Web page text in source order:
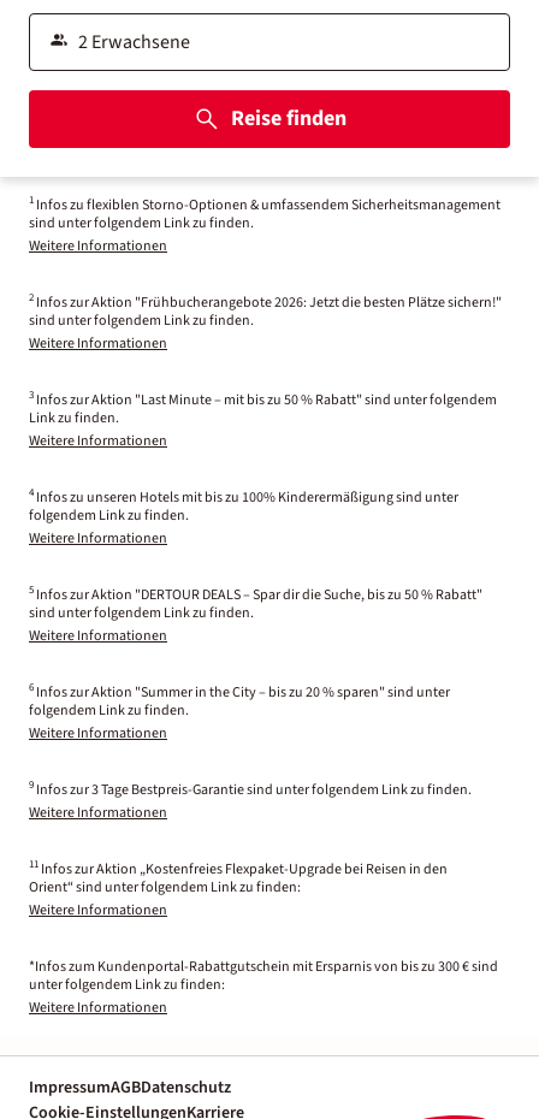
Reise finden
1 Infos zu flexiblen Storno-Optionen & umfassendem Sicherheitsmanagement
sind unter folgendem Link zu finden.
Weitere Informationen
2 Infos zur Aktion "Frühbucherangebote 2026: Jetzt die besten Plätze sichern!"
sind unter folgendem Link zu finden.
Weitere Informationen
3 Infos zur Aktion "Last Minute – mit bis zu 50 % Rabatt" sind unter folgendem
Link zu finden.
Weitere Informationen
4 Infos zu unseren Hotels mit bis zu 100% Kinderermäßigung sind unter
folgendem Link zu finden.
Weitere Informationen
5 Infos zur Aktion "DERTOUR DEALS – Spar dir die Suche, bis zu 50 % Rabatt"
sind unter folgendem Link zu finden.
Weitere Informationen
6 Infos zur Aktion "Summer in the City – bis zu 20 % sparen" sind unter
folgendem Link zu finden.
Weitere Informationen
9 Infos zur 3 Tage Bestpreis-Garantie sind unter folgendem Link zu finden.
Weitere Informationen
11 Infos zur Aktion „Kostenfreies Flexpaket-Upgrade bei Reisen in den
Orient“ sind unter folgendem Link zu finden:
Weitere Informationen
*Infos zum Kundenportal-Rabattgutschein mit Ersparnis von bis zu 300 € sind
unter folgendem Link zu finden:
Weitere Informationen
ImpressumAGBDatenschutz
Cookie-EinstellungenKarriere